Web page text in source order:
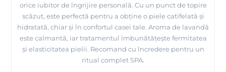
orice iubitor de îngrijire personală. Cu un punct de topire
scăzut, este perfectă pentru a obține o piele catifelată și
hidratată, chiar și în confortul casei tale. Aroma de lavandă
este calmantă, iar tratamentul îmbunătățește fermitatea
și elasticitatea pielii. Recomand cu încredere pentru un
ritual complet SPA.